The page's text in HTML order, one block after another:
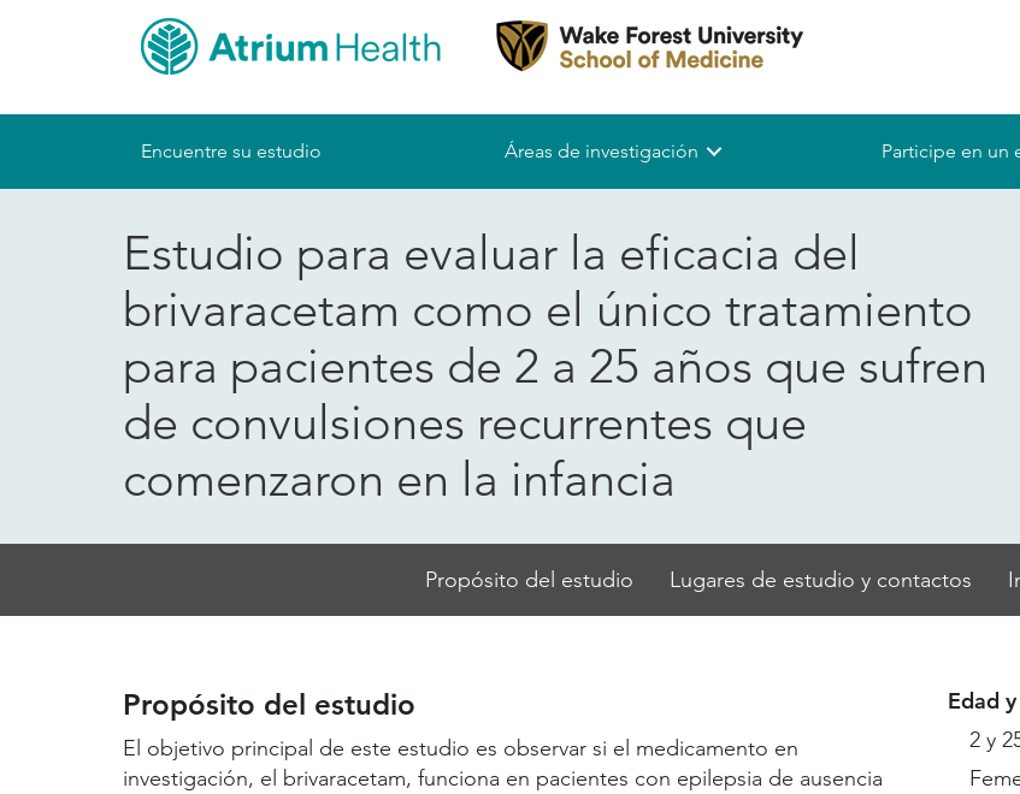
Encuentre su estudio Áreas de investigación Participe en un
Estudio para evaluar la eficacia del
brivaracetam como el único tratamiento
para pacientes de 2 a 25 años que sufren
de convulsiones recurrentes que
comenzaron en la infancia
Links
Propósito del estudio Lugares de estudio y contactos
Propósito del estudio
El objetivo principal de este estudio es observar si el medicamento en
investigación, el brivaracetam, funciona en pacientes con epilepsia de ausencia
Edad
2 y